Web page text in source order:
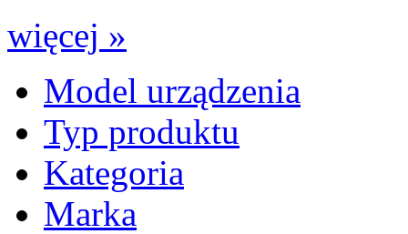
więcej »
Model urządzenia
Typ produktu
Kategoria
Marka